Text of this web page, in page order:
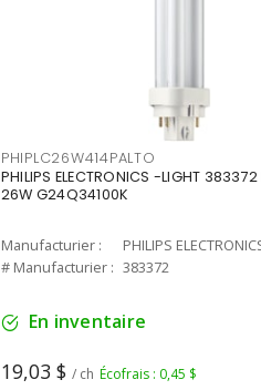
PHIPLC26W414PALTO
PHILIPS ELECTRONICS -LIGHT 383372
26W G24Q34100K
Manufacturier :
PHILIPS
# Manufacturier : 383372
En inventaire
19,03 $ / ch Écofrais : 0,45 $